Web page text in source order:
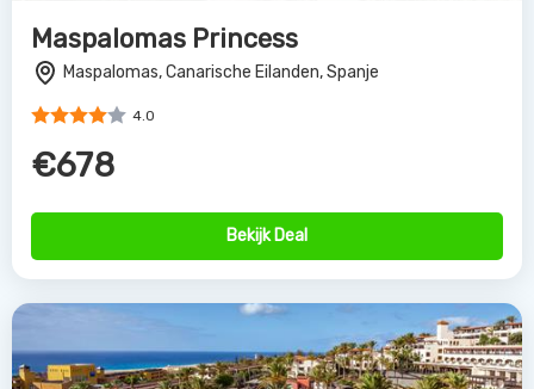
Maspalomas Princess
Maspalomas, Canarische Eilanden, Spanje
4.0
€678
Bekijk Deal